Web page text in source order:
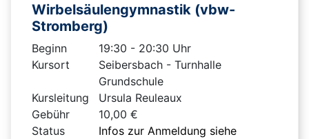
Wirbelsäulengymnastik (vbw-
Stromberg)
Beginn
19:30 - 20:30 Uhr
Kursort
Seibersbach - Turnhalle
Grundschule
Kursleitung
Ursula Reuleaux
Gebühr
10,00 €
Status
Infos zur Anmeldung siehe